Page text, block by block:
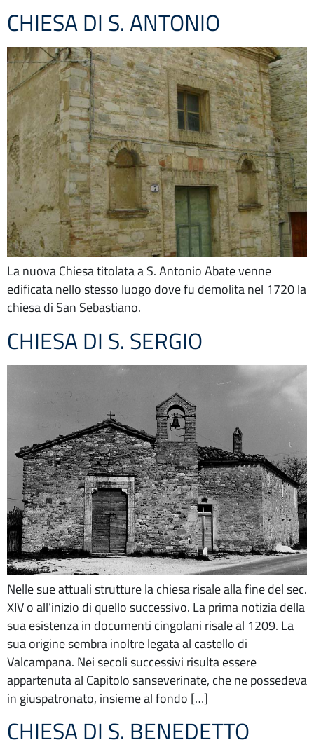
CHIESA DI S. ANTONIO
La nuova Chiesa titolata a S. Antonio Abate venne
edificata nello stesso luogo dove fu demolita nel 1720 la
chiesa di San Sebastiano.
CHIESA DI S. SERGIO
Nelle sue attuali strutture la chiesa risale alla fine del sec.
XIV o all’inizio di quello successivo. La prima notizia della
sua esistenza in documenti cingolani risale al 1209. La
sua origine sembra inoltre legata al castello di
Valcampana. Nei secoli successivi risulta essere
appartenuta al Capitolo sanseverinate, che ne possedeva
in giuspatronato, insieme al fondo […]
CHIESA DI S. BENEDETTO